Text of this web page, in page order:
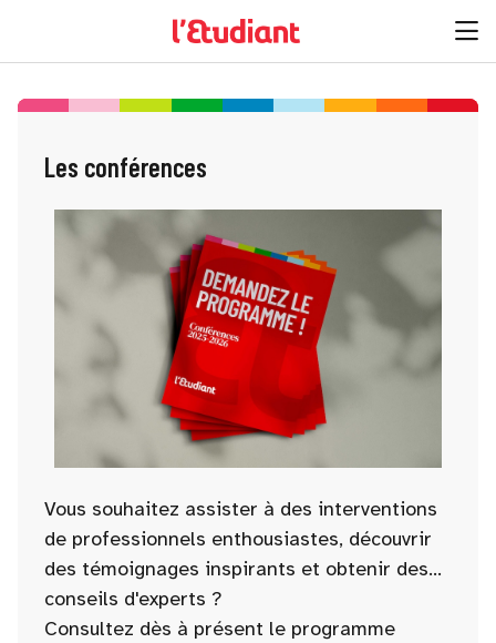
Les conférences
Vous souhaitez assister à des interventions
de professionnels enthousiastes, découvrir
des témoignages inspirants et obtenir des
conseils d'experts ?
Consultez dès à présent le programme